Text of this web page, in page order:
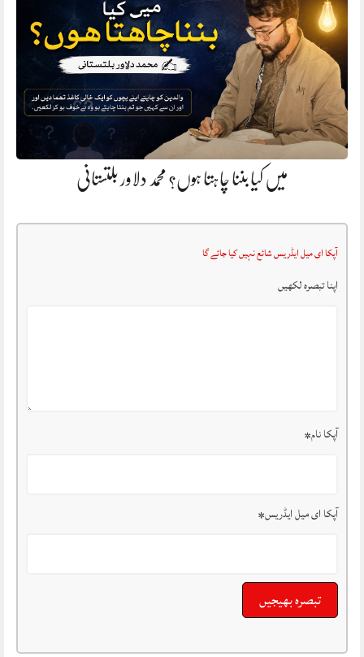
میں کیا بننا چاہتا ہوں؟ محمد دلاور بلتستانی
آپکا ای میل ایڈریس شائع نہیں کیا جائے گا
اپنا تبصرہ لکھیں
آپکا نام*
آپکا ای میل ایڈریس*